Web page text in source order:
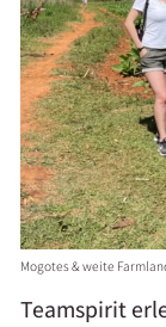
Mogotes & weite
Teamspirit